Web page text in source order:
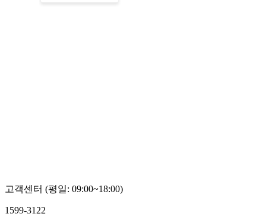
고객센터 (평일: 09:00~18:00)
1599-3122